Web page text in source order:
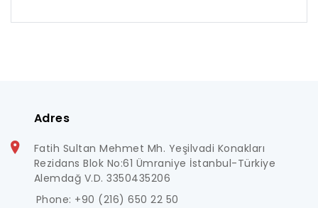
Adres
Fatih Sultan Mehmet Mh. Yeşilvadi Konakları
Rezidans Blok No:61 Ümraniye İstanbul-Türkiye
Alemdağ V.D. 3350435206
Phone: +90 (216) 650 22 50